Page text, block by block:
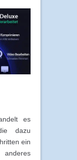
es
dazu
ein